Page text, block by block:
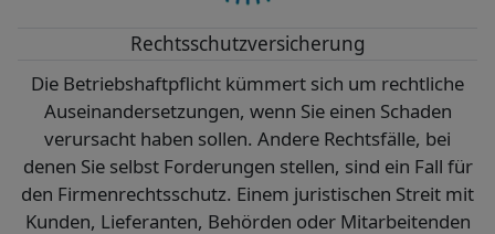
Rechtsschutzversicherung
Die Betriebshaftpflicht kümmert sich um rechtliche
Auseinandersetzungen, wenn Sie einen Schaden
verursacht haben sollen. Andere Rechtsfälle, bei
denen Sie selbst Forderungen stellen, sind ein Fall für
den Firmenrechtsschutz. Einem juristischen Streit mit
Kunden, Lieferanten, Behörden oder Mitarbeitenden